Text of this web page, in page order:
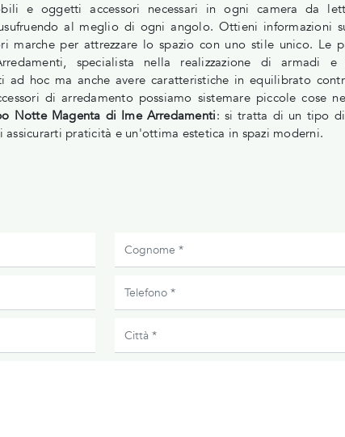
e oggetti accessori necessari in ogni camera da
al meglio di ogni angolo. Ottieni informazioni
per attrezzare lo spazio con uno stile unico. Le
specialista nella realizzazione di armadi e
ad hoc ma anche avere caratteristiche in equilibrato
di arredamento possiamo sistemare piccole cose
Notte Magenta di Ime Arredamenti: si tratta di un tipo
praticità e un'ottima estetica in spazi moderni.